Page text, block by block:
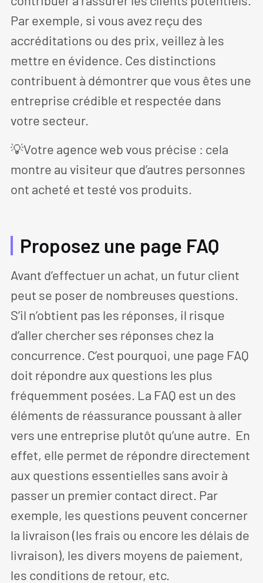
Par exemple, si vous avez reçu des
accréditations ou des prix, veillez à les
mettre en évidence. Ces distinctions
contribuent à démontrer que vous êtes une
entreprise crédible et respectée dans
votre secteur.
💡Votre agence web vous précise : cela
montre au visiteur que d’autres personnes
ont acheté et testé vos produits.
Proposez une page FAQ
Avant d’effectuer un achat, un futur client
peut se poser de nombreuses questions.
S’il n’obtient pas les réponses, il risque
d’aller chercher ses réponses chez la
concurrence. C’est pourquoi, une page FAQ
doit répondre aux questions les plus
fréquemment posées. La FAQ est un des
éléments de réassurance poussant à aller
vers une entreprise plutôt qu’une autre. En
effet, elle permet de répondre directement
aux questions essentielles sans avoir à
passer un premier contact direct. Par
exemple, les questions peuvent concerner
la livraison (les frais ou encore les délais de
livraison), les divers moyens de paiement,
les conditions de retour, etc.